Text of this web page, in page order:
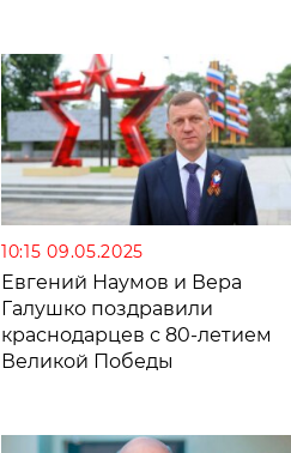
10:15 09.05.2025
Евгений Наумов и Вера
Галушко поздравили
краснодарцев с 80-летием
Великой Победы